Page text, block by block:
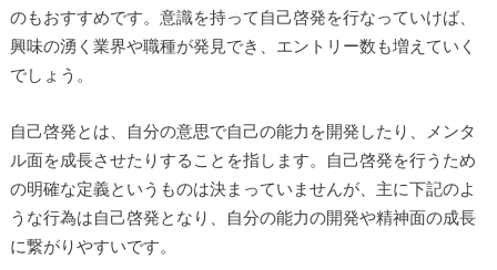
のもおすすめです。意識を持って自己啓発を行なっていけば、
興味の湧く業界や職種が発見でき、エントリー数も増えていく
でしょう。
自己啓発とは、自分の意思で自己の能力を開発したり、メンタ
ル面を成長させたりすることを指します。自己啓発を行うため
の明確な定義というものは決まっていませんが、主に下記のよ
うな行為は自己啓発となり、自分の能力の開発や精神面の成長
に繋がりやすいです。